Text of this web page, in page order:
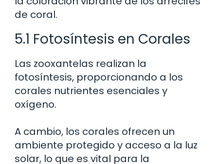
de coral.
5.1 Fotosíntesis en Corales
Las zooxantelas realizan la
fotosíntesis, proporcionando a los
corales nutrientes esenciales y
oxígeno.
A cambio, los corales ofrecen un
ambiente protegido y acceso a la luz
solar, lo que es vital para la